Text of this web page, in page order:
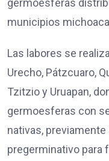
germoesferas
municipios
Las labores se
Urecho, Pátzcuaro,
Tzitzio y Uruapan,
germoesferas con
nativas,
pregerminativo para